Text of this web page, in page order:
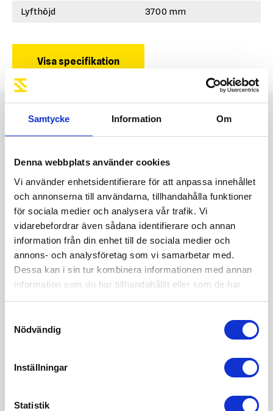
Samtycke Information Om
Denna webbplats använder cookies
Vi använder enhetsidentifierare för att anpassa innehållet
och annonserna till användarna, tillhandahålla funktioner
för sociala medier och analysera vår trafik. Vi
vidarebefordrar även sådana identifierare och annan
information från din enhet till de sociala medier och
annons- och analysföretag som vi samarbetar med.
Dessa kan i sin tur kombinera informationen med annan
information som du har tillhandahållit eller som de har
samlat in när du har använt deras tjänster.
Nödvändig
Inställningar
Statistik
Lyfthöjd
3700 mm
Visa specifikation
Är du intresserad av
maskinen?
Kontakta oss då via formuläret nedan.